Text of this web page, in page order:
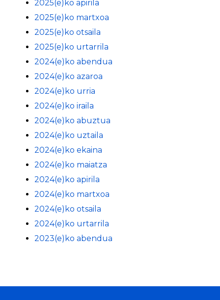
2025(e)ko apirila
2025(e)ko martxoa
2025(e)ko otsaila
2025(e)ko urtarrila
2024(e)ko abendua
2024(e)ko azaroa
2024(e)ko urria
2024(e)ko iraila
2024(e)ko abuztua
2024(e)ko uztaila
2024(e)ko ekaina
2024(e)ko maiatza
2024(e)ko apirila
2024(e)ko martxoa
2024(e)ko otsaila
2024(e)ko urtarrila
2023(e)ko abendua